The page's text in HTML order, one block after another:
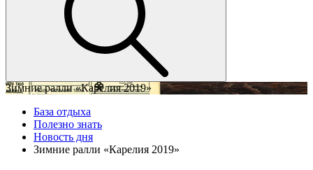
Зимние ралли «Карелия 2019»
База отдыха
Полезно знать
Новость дня
Зимние ралли «Карелия 2019»